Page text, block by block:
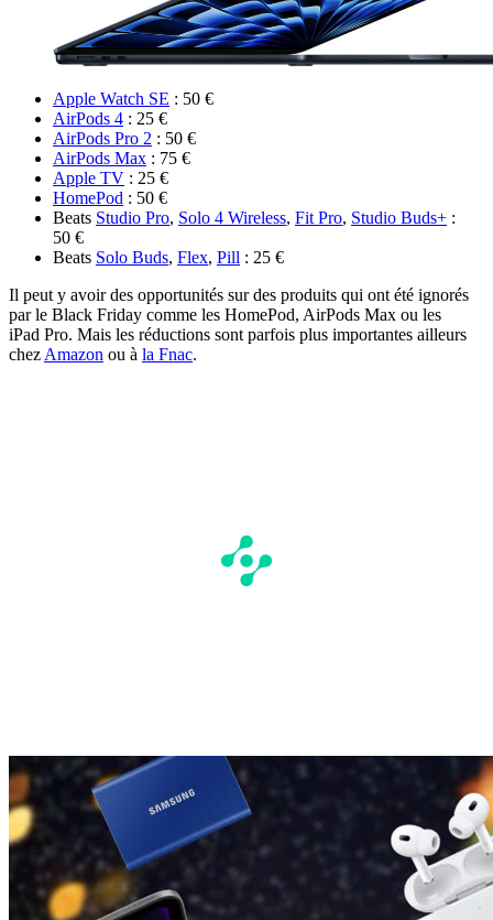
Apple Watch SE : 50 €
AirPods 4 : 25 €
AirPods Pro 2 : 50 €
AirPods Max : 75 €
Apple TV : 25 €
HomePod : 50 €
Beats Studio Pro, Solo 4 Wireless, Fit Pro, Studio Buds+ :
50 €
Beats Solo Buds, Flex, Pill : 25 €
Il peut y avoir des opportunités sur des produits qui ont été ignorés
par le Black Friday comme les HomePod, AirPods Max ou les
iPad Pro. Mais les réductions sont parfois plus importantes ailleurs
chez Amazon ou à la Fnac.